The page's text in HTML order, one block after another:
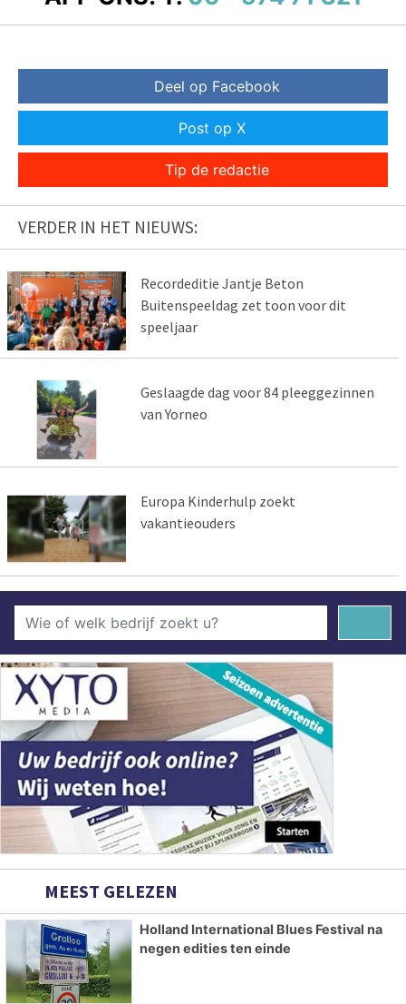
Deel op Facebook
Post op X
Tip de redactie
VERDER IN HET NIEUWS:
Recordeditie Jantje Beton
Buitenspeeldag zet toon voor dit
speeljaar
Geslaagde dag voor 84 pleeggezinnen
van Yorneo
Europa Kinderhulp zoekt
vakantieouders
MEEST GELEZEN
Holland International Blues Festival na
negen edities ten einde